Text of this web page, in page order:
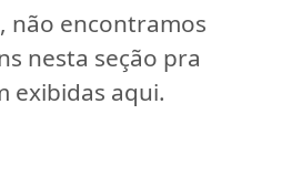
não encontramos
nesta seção pra
exibidas aqui.